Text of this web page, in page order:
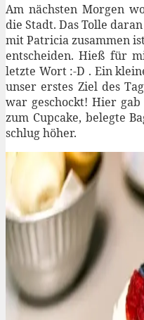
Am nächsten Morgen
die Stadt. Das Tolle
mit Patricia zusammen
entscheiden. Hieß für
letzte Wort :-D . Ein
unser erstes Ziel des
war geschockt! Hier
zum Cupcake, belegte
schlug höher.